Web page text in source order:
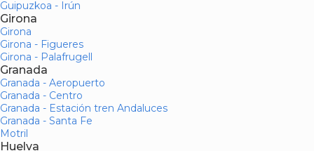
Guipuzkoa - Irún
Girona
Girona
Girona - Figueres
Girona - Palafrugell
Granada
Granada - Aeropuerto
Granada - Centro
Granada - Estación tren Andaluces
Granada - Santa Fe
Motril
Huelva